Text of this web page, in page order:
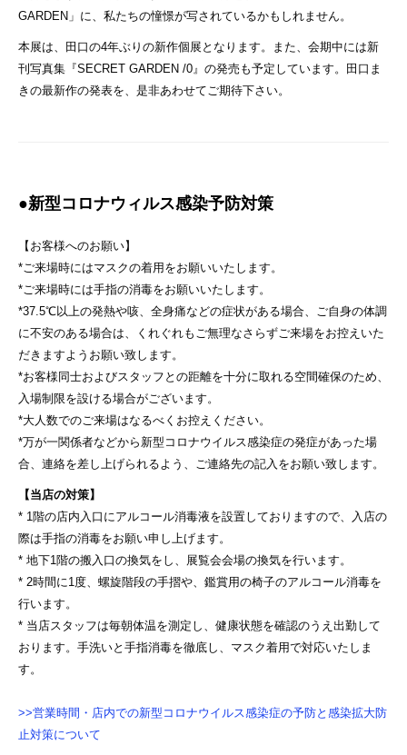
GARDEN」に、私たちの憧憬が写されているかもしれません。
本展は、田口の4年ぶりの新作個展となります。また、会期中には新
刊写真集『SECRET GARDEN /0』の発売も予定しています。田口ま
きの最新作の発表を、是非あわせてご期待下さい。
●新型コロナウィルス感染予防対策
【お客様へのお願い】
*ご来場時にはマスクの着用をお願いいたします。
*ご来場時には手指の消毒をお願いいたします。
*37.5℃以上の発熱や咳、全身痛などの症状がある場合、ご自身の体調
に不安のある場合は、くれぐれもご無理なさらずご来場をお控えいた
だきますようお願い致します。
*お客様同士およびスタッフとの距離を十分に取れる空間確保のため、
入場制限を設ける場合がございます。
*大人数でのご来場はなるべくお控えください。
*万が一関係者などから新型コロナウイルス感染症の発症があった場
合、連絡を差し上げられるよう、ご連絡先の記入をお願い致します。
【当店の対策】
* 1階の店内入口にアルコール消毒液を設置しておりますので、入店の
際は手指の消毒をお願い申し上げます。
* 地下1階の搬入口の換気をし、展覧会会場の換気を行います。
* 2時間に1度、螺旋階段の手摺や、鑑賞用の椅子のアルコール消毒を
行います。
* 当店スタッフは毎朝体温を測定し、健康状態を確認のうえ出勤して
おります。手洗いと手指消毒を徹底し、マスク着用で対応いたしま
す。
>>営業時間・店内での新型コロナウイルス感染症の予防と感染拡大防
止対策について